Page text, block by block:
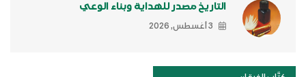
التاريخ مصدر للهداية وبناء الوعي
3 أغسطس, 2026